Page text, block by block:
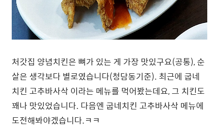
처갓집 양념치킨은 뼈가 있는 게 가장 맛있구요(공통), 순
살은 생각보다 별로였습니다(청담동기준). 최근에 굽네
치킨 고추바사삭 이라는 메뉴를 먹어봤는데요, 그 치킨도
꽤나 맛있었습니다. 다음엔 굽네치킨 고추바사삭 메뉴에
도전해봐야겠습니다.ㅋㅋ